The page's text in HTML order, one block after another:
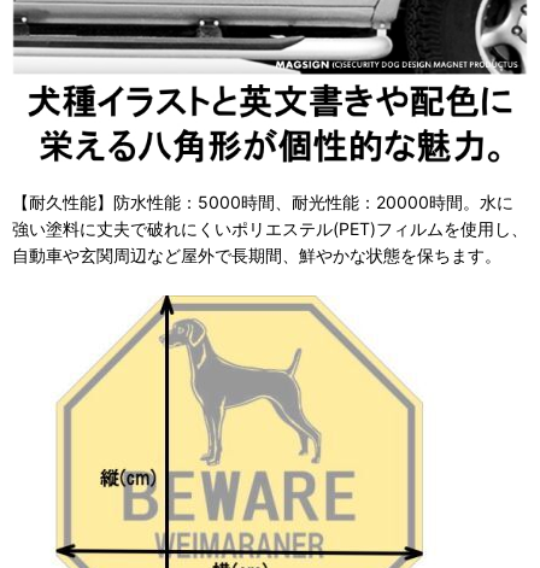
【耐久性能】防水性能：5000時間、耐光性能：20000時間。水に
強い塗料に丈夫で破れにくいポリエステル(PET)フィルムを使用し、
自動車や玄関周辺など屋外で長期間、鮮やかな状態を保ちます。